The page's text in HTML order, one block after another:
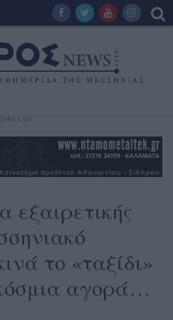
εξαιρετικής
το «ταξίδι»
αγορά…